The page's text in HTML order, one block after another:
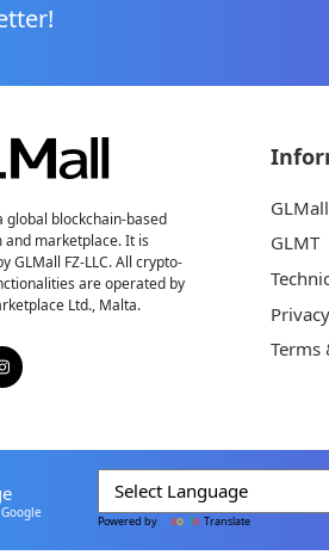
global blockchain-based
and marketplace. It is
GLMall FZ-LLC. All crypto-
are operated by
Ltd., Malta.
GLMall
GLMT
Terms
Powered by Translate